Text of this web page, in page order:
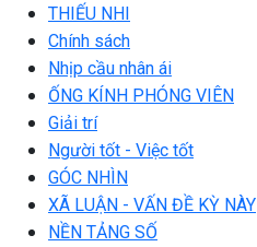
THIẾU NHI
Chính sách
Nhịp cầu nhân ái
ỐNG KÍNH PHÓNG VIÊN
Giải trí
Người tốt - Việc tốt
GÓC NHÌN
XÃ LUẬN - VẤN ĐỀ KỲ NÀY
NỀN TẢNG SỐ